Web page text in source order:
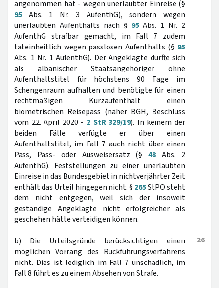
angenommen hat - wegen unerlaubter Einreise (§
95 Abs. 1 Nr. 3 AufenthG), sondern wegen
unerlaubten Aufenthalts nach § 95Abs. 1 Nr. 2
AufenthG strafbar gemacht, im Fall 7 zudem
tateinheitlich wegen passlosen Aufenthalts (§ 95
Abs. 1 Nr. 1 AufenthG). Der Angeklagte durfte sich
als albanischer Staatsangehöriger ohne
Aufenthaltstitel für höchstens 90 Tage im
Schengenraum aufhalten und benötigte für einen
rechtmäßigen Kurzaufenthalt einen
biometrischen Reisepass (näher BGH, Beschluss
vom 22. April 2020 - 2 StR 329/19). In keinem der
beiden Fälle verfügte er über einen
Aufenthaltstitel, im Fall 7 auch nicht über einen
Pass, Pass- oder Ausweisersatz (§48 Abs. 2
AufenthG). Feststellungen zu einer unerlaubten
Einreise in das Bundesgebiet in nichtverjährter Zeit
enthält das Urteil hingegen nicht. § 265StPO steht
dem nicht entgegen, weil sich der insoweit
geständige Angeklagte nicht erfolgreicher als
geschehen hätte verteidigen können.
26
b) Die Urteilsgründe berücksichtigen einen
möglichen Vorrang des Rückführungsverfahrens
nicht. Dies ist lediglich im Fall 7 unschädlich, im
Fall 8 führt es zu einem Absehen von Strafe.